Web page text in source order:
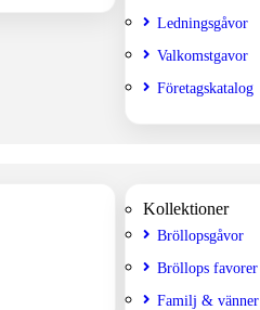
Ledningsgåvor
Valkomstgavor
Företagskatalog
Kollektioner
Bröllopsgåvor
Bröllops favorer
Familj & vänner